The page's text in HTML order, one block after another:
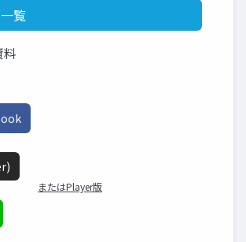
覧
料
またはPlayer版